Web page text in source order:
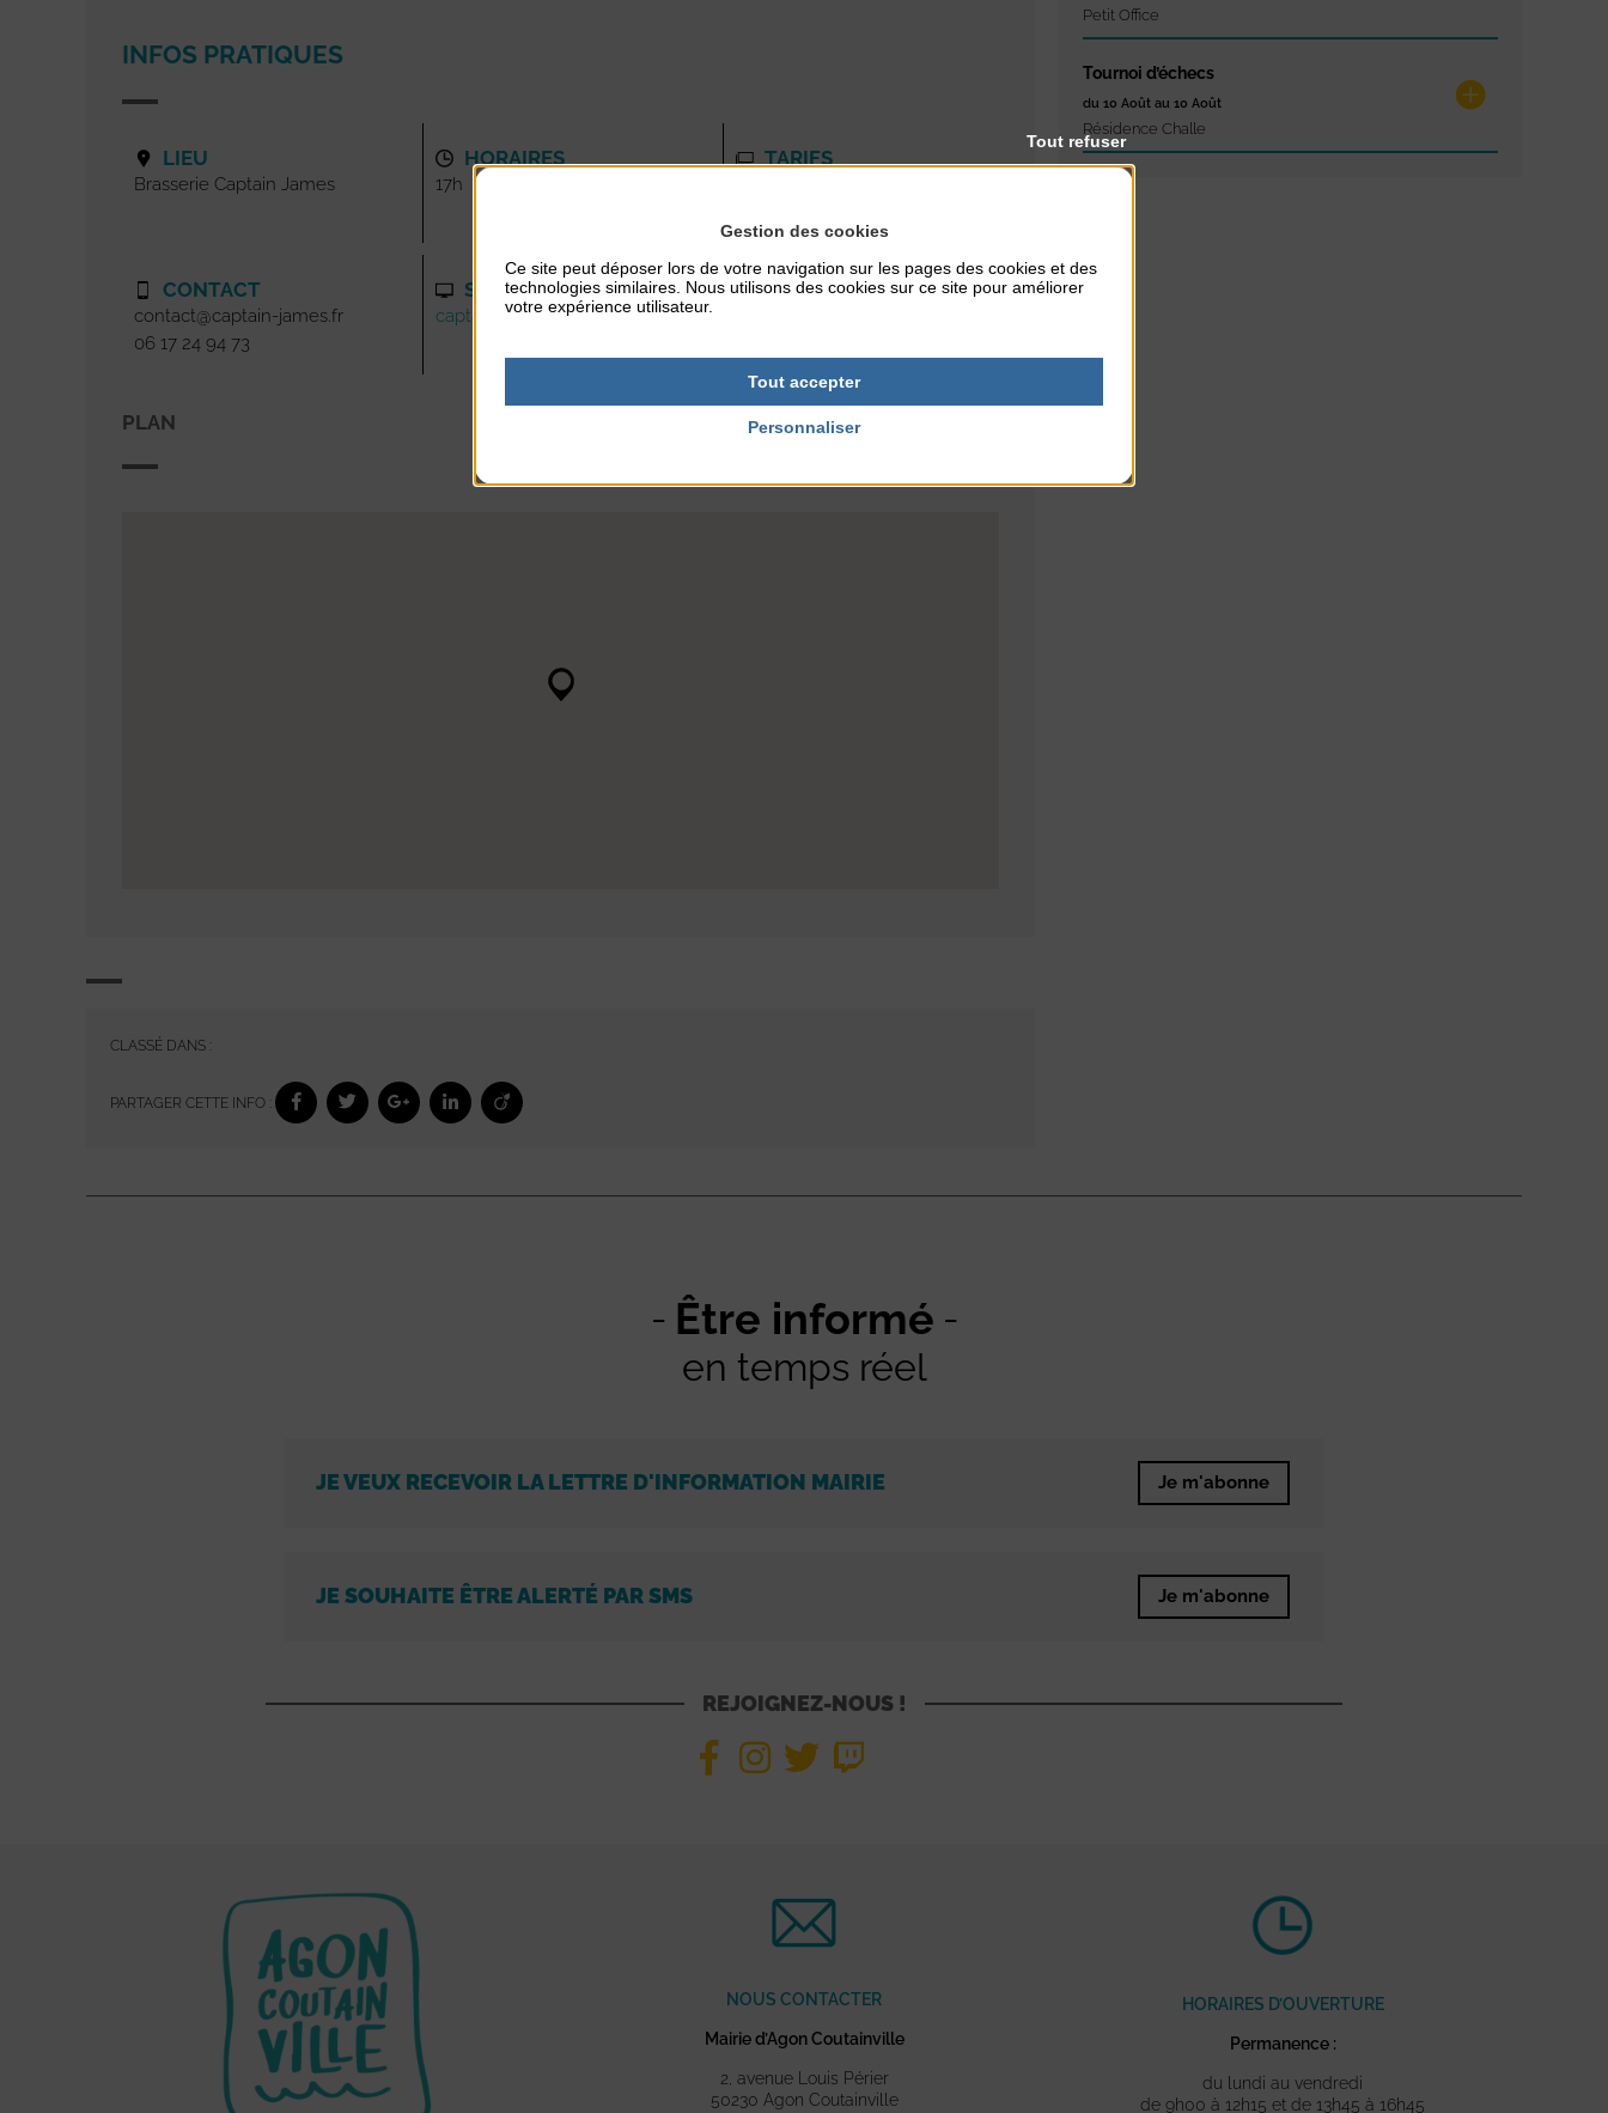
INFOS PRATIQUES
LIEU
Brasserie Captain James
CONTACT
contact@captain-james.fr
06 17 24 94 73
HORAIRES
17h
SITE INTERNET
captain-james.fr
TARIFS
PLAN
CLASSÉ DANS :
PARTAGER CETTE INFO :
Petit Office
Tournoi d’échecs
du 10 Août au 10 Août
Résidence Challe
Être informé
en temps réel
JE VEUX RECEVOIR LA LETTRE D'INFORMATION MAIRIE Je m'abonne
JE SOUHAITE ÊTRE ALERTÉ PAR SMS Je m'abonne
REJOIGNEZ-NOUS !
NOUS CONTACTER
Mairie d’Agon Coutainville
2, avenue Louis Périer
50230 Agon Coutainville
HORAIRES D’OUVERTURE
Permanence :
du lundi au vendredi
de 9h00 à 12h15 et de 13h45 à 16h45
Gestion des cookies
Ce site peut déposer lors de votre navigation sur les pages des cookies et des
technologies similaires. Nous utilisons des cookies sur ce site pour améliorer
votre expérience utilisateur.
Tout accepter
Tout refuser
Personnaliser